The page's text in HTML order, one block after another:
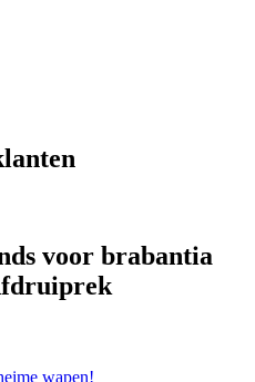
voor brabantia
wapen!